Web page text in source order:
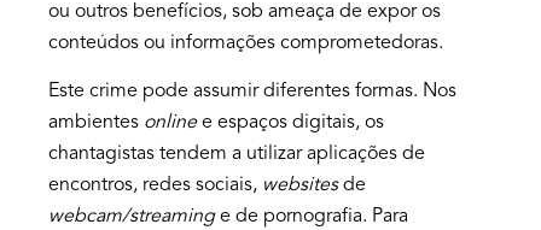
ou outros benefícios, sob ameaça de expor os
conteúdos ou informações comprometedoras.
Este crime pode assumir diferentes formas. Nos
ambientes onlinee espaços digitais, os
chantagistas tendem a utilizar aplicações de
encontros, redes sociais, websitesde
webcam/streaminge de pornografia. Para